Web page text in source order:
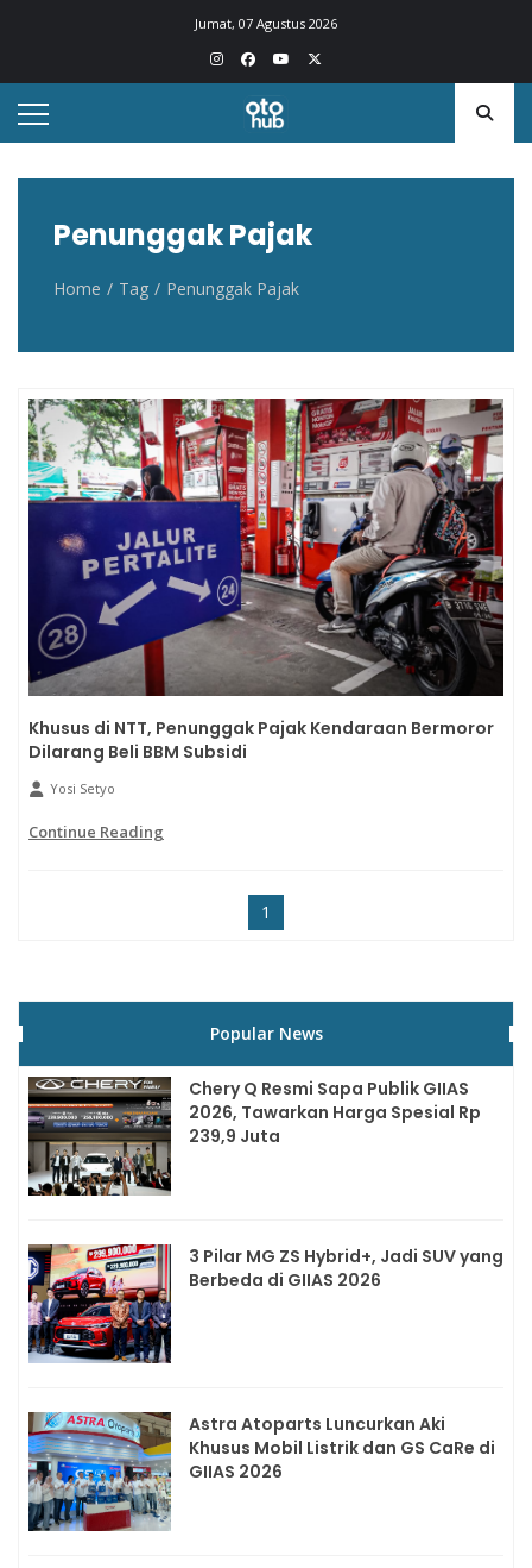
Jumat, 07 Agustus 2026
Otohub.co
Portal berita otomotif Indonesia terkini
Penunggak Pajak
Home Tag Penunggak Pajak
Khusus di NTT, Penunggak Pajak Kendaraan Bermoror
Dilarang Beli BBM Subsidi
Yosi Setyo
Continue Reading
1
Popular News
Chery Q Resmi Sapa Publik GIIAS
2026, Tawarkan Harga Spesial Rp
239,9 Juta
3 Pilar MG ZS Hybrid+, Jadi SUV yang
Berbeda di GIIAS 2026
Astra Atoparts Luncurkan Aki
Khusus Mobil Listrik dan GS CaRe di
GIIAS 2026